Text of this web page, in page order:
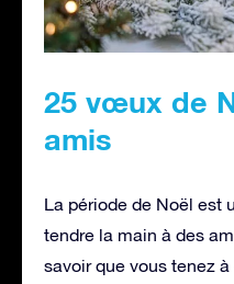
25 vœux de
amis
La période de Noël est
tendre la main à des
savoir que vous tenez